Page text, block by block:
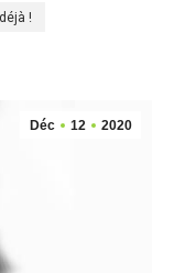
!
Déc 12 2020